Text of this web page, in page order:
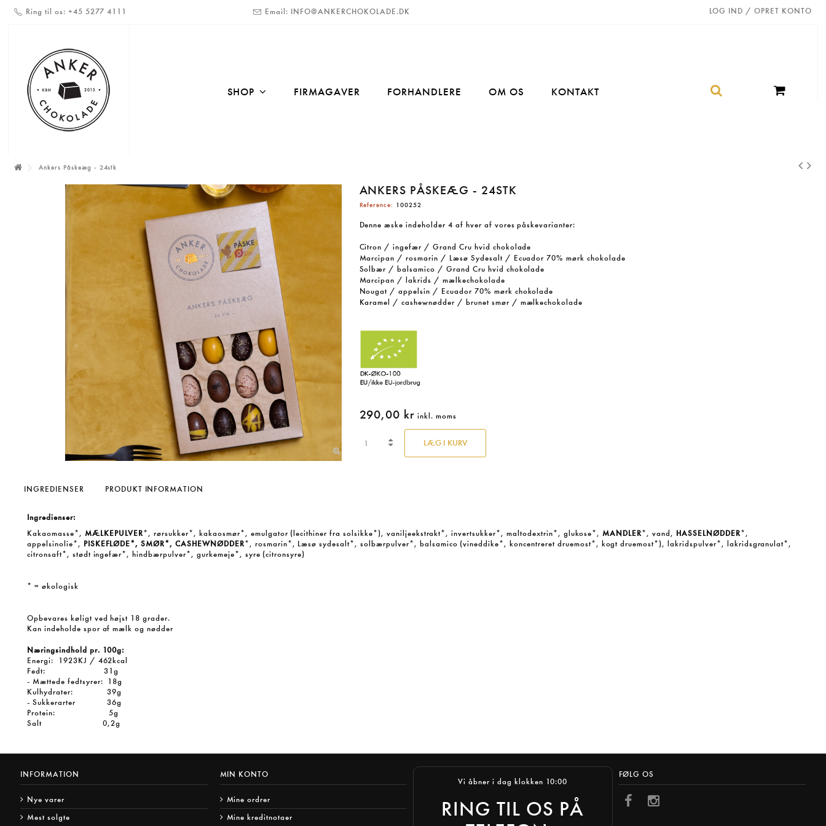
Ring til os: +45 5277 4111 Email: INFO@ANKERCHOKOLADE.DK LOG IND / OPRET KONTO
SHOP FIRMAGAVER FORHANDLERE OM OS KONTAKT
Ankers Påskeæg - 24stk
ANKERS PÅSKEÆG - 24STK
Reference: 100252
Denne æske indeholder 4 af hver af vores påskevarianter:
Citron / ingefær / Grand Cru hvid chokolade
Marcipan / rosmarin / Læsø Sydesalt / Ecuador 70% mørk chokolade
Solbær / balsamico / Grand Cru hvid chokolade
Marcipan / lakrids / mælkechokolade
Nougat / appelsin / Ecuador 70% mørk chokolade
Karamel / cashewnødder / brunet smør / mælkechokolade
290,00 kr inkl. moms
LÆG I KURV
INGREDIENSER PRODUKT INFORMATION
Ingredienser:
Kakaomasse*, MÆLKEPULVER*, rørsukker*, kakaosmør*, emulgator (lecithiner fra solsikke*), vaniljeekstrakt*, invertsukker*, maltodextrin*, glukose*,MANDLER*, vand, HASSELNØDDER*,
appelsinolie*, PISKEFLØDE*, SMØR*, CASHEWNØDDER*, rosmarin*, Læsø sydesalt*, solbærpulver*, balsamico (vineddike*, koncentreret druemost*, kogt druemost*), lakridspulver*, lakridsgranulat*,
citronsaft*, stødt ingefær*, hindbærpulver*, gurkemeje*, syre (citronsyre)
* = økologisk
Opbevares køligt ved højst 18 grader.
Kan indeholde spor af mælk og nødder
Næringsindhold pr. 100g:
Energi: 1923KJ / 462kcal
Fedt: 31g
- Mættede fedtsyrer: 18g
Kulhydrater: 39g
- Sukkerarter 36g
Protein: 5g
Salt 0,2g
INFORMATION
Nye varer
Mest solgte
MIN KONTO
Mine ordrer
Mine kreditnotaer
Vi åbner i dag klokken 10:00
RING TIL OS PÅ
FØLG OS